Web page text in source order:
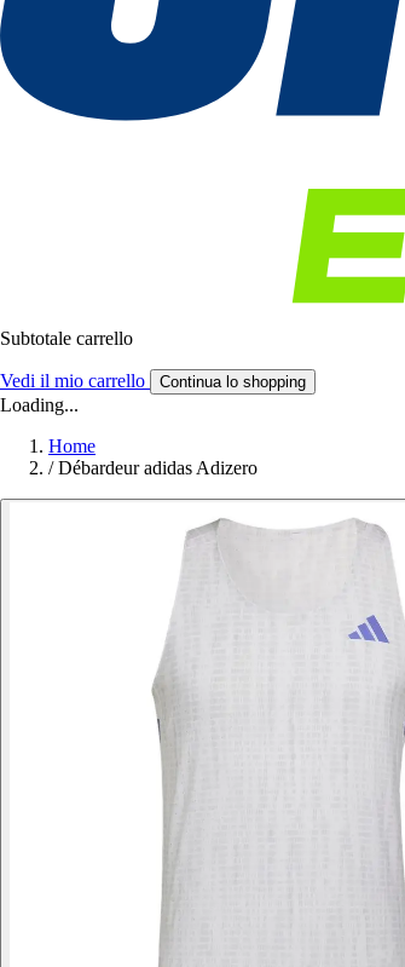
Subtotale carrello
Vedi il mio carrello Continua lo shopping
Loading...
Home
/ Débardeur adidas Adizero